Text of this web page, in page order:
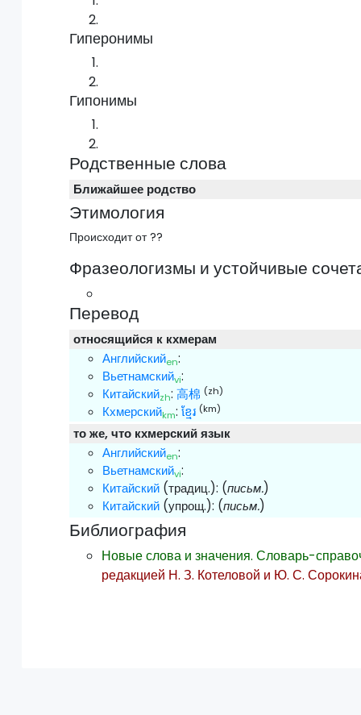
Гиперонимы
Гипонимы
Родственные слова
Ближайшее родство
Этимология
Происходит от ??
Фразеологизмы и устойчивые
Перевод
относящийся к кхмерам
Английскийen:
Вьетнамскийvi:
Китайскийzh:高棉 (zh)
Кхмерскийkm:ខ្មែរ (km)
то же, что кхмерский язык
Английскийen:
Вьетнамскийvi:
Китайский (традиц.): (письм.)
Китайский (упрощ.): (письм.)
Библиография
Новые слова и значения. Словарь-
редакцией Н. З. Котеловой и Ю. С.